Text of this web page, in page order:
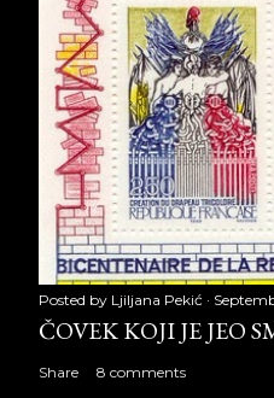
Posted by Ljiljana Pekić
ČOVEK KOJI JE JEO
Share 8 comments